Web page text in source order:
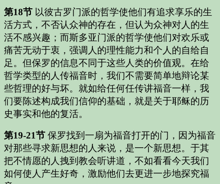
第18节 以彼古罗门派的哲学使他们有追求享乐的生
活方式，不否认众神的存在，但认为众神对人的生
活不感兴趣；而斯多亚门派的哲学使他们对欢乐或
痛苦无动于衷，强调人的理性能力和个人的自给自
足。但保罗的信息不同于这些人类的价值观。在给
哲学类型的人传福音时，我们不需要简单地辩论某
些哲理的好与坏。就如给任何任传讲福音一样，我
们要陈述构成我们信仰的基础，就是关于耶稣的历
史事实和他的复活。
第19-21节 保罗找到一扇为福音打开的门，因为福音
对那些寻求新思想的人来说，是一个新思想。于其
把不情愿的人拽到教会听讲道，不如看看今天我们
如何使人产生好奇，激励他们去更进一步地探究福